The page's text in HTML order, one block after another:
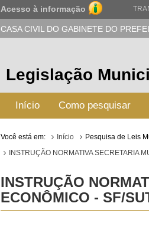
Acesso à informação
CASA CIVIL DO GABINETE DO
Legislação
Início Como pesquisar
Você está em: Início
Pesquisa de Leis
INSTRUÇÃO NORMATIVA SECRETARIA
INSTRUÇÃO
ECONÔMICO - SF/